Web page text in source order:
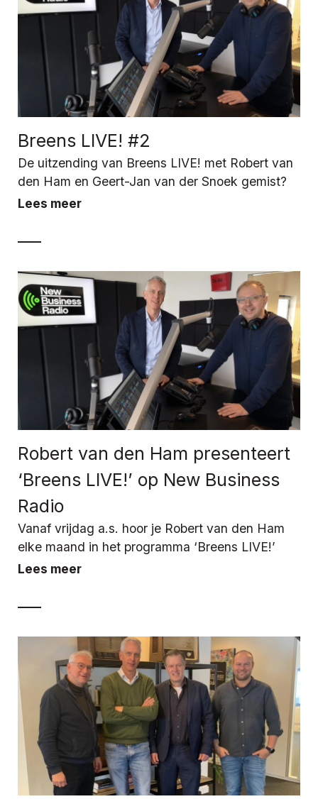
Breens LIVE! #2
De uitzending van Breens LIVE! met Robert van
den Ham en Geert-Jan van der Snoek gemist?
Lees meer
Robert van den Ham presenteert
‘Breens LIVE!’ op New Business
Radio
Vanaf vrijdag a.s. hoor je Robert van den Ham
elke maand in het programma ‘Breens LIVE!’
Lees meer